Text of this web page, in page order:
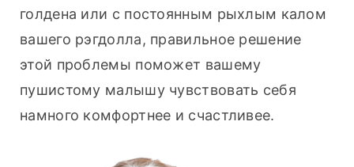
голдена или с постоянным рыхлым калом
вашего рэгдолла, правильное решение
этой проблемы поможет вашему
пушистому малышу чувствовать себя
намного комфортнее и счастливее.